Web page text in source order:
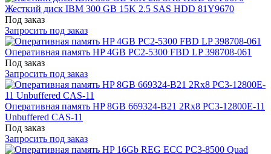
Жесткий диск IBM 300 GB 15K 2.5 SAS HDD 81Y9670
Под заказ
Запросить под заказ
Оперативная память HP 4GB PC2-5300 FBD LP 398708-061
Под заказ
Запросить под заказ
Оперативная память HP 8GB 669324-B21 2Rx8 PC3-12800E-11
Unbuffered CAS-11
Под заказ
Запросить под заказ